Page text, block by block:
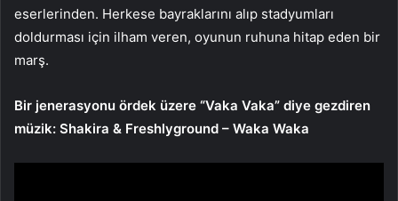
eserlerinden. Herkese bayraklarını alıp stadyumları
doldurması için ilham veren, oyunun ruhuna hitap eden bir
marş.
Bir jenerasyonu ördek üzere “Vaka Vaka” diye gezdiren
müzik: Shakira & Freshlyground – Waka Waka